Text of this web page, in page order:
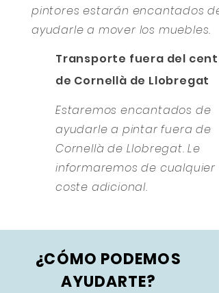
pintores estarán encantados de
ayudarle a mover los muebles.
Transporte fuera del
de Cornellà de Llobregat
Estaremos encantados de
ayudarle a pintar fuera de
Cornellà de Llobregat. Le
informaremos de cualquier
coste adicional.
¿CÓMO PODEMOS
AYUDARTE?